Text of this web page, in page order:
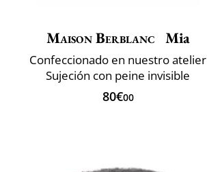
Maison Berblanc Mia
Confeccionado en nuestro atelier
Sujeción con peine invisible
80€00